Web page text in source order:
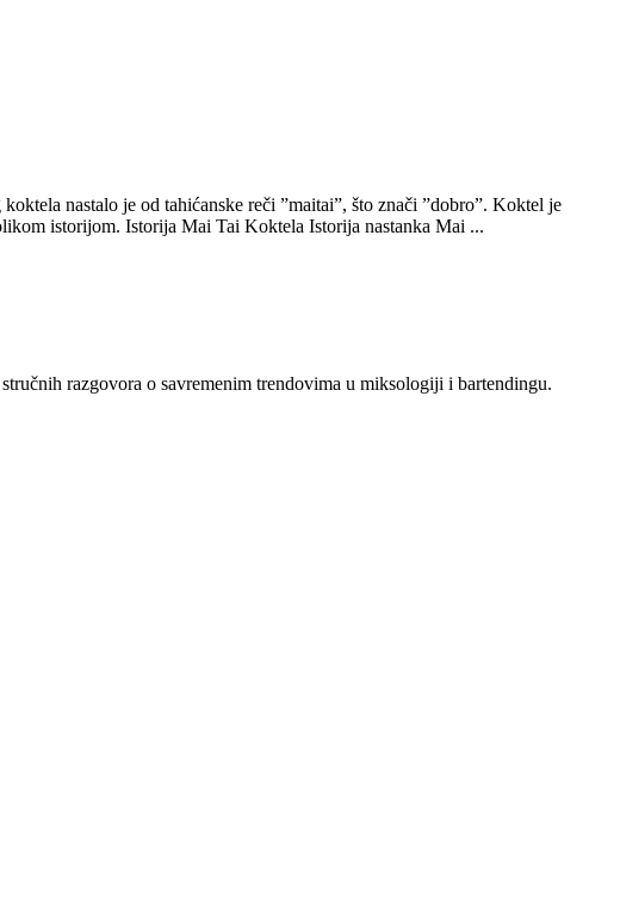
nastalo je od tahićanske reči ”maitai”, što znači ”dobro”. Koktel je
istorijom. Istorija Mai Tai Koktela Istorija nastanka Mai ...
razgovora o savremenim trendovima u miksologiji i bartendingu.